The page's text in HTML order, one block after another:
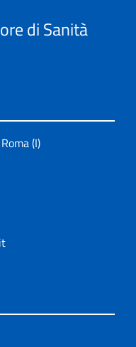
di Sanità
(I)